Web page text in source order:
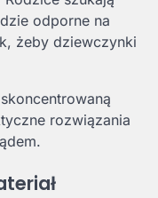
odporne na
żeby dziewczynki
rozwiązania